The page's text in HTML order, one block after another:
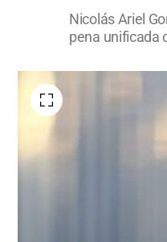
Nicolás Ariel
pena unificada